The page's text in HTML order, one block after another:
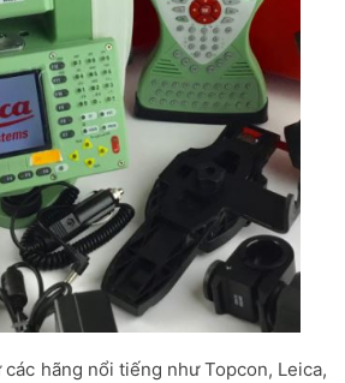
các hãng nổi tiếng như Topcon, Leica,